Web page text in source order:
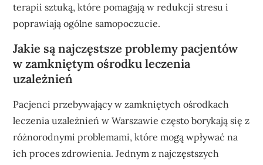
terapii sztuką, które pomagają w redukcji stresu i
poprawiają ogólne samopoczucie.
Jakie są najczęstsze problemy pacjentów
w zamkniętym ośrodku leczenia
uzależnień
Pacjenci przebywający w zamkniętych ośrodkach
leczenia uzależnień w Warszawie często borykają się z
różnorodnymi problemami, które mogą wpływać na
ich proces zdrowienia. Jednym z najczęstszych